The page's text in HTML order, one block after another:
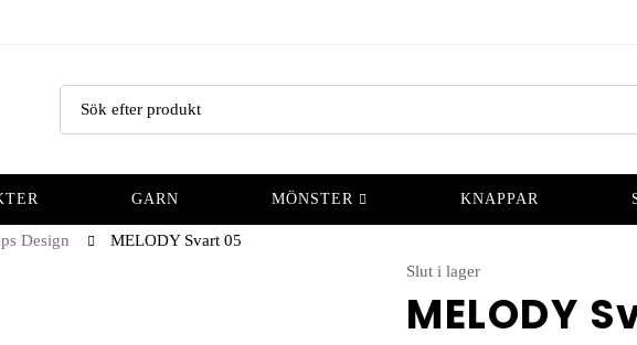
GARN MÖNSTER KNAPPAR
Design
MELODY Svart 05
Slut i lager
MELODY